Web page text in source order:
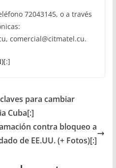
72043145, o a través
comercial@citmatel.cu.
[:]
para cambiar
Cuba[:]
contra bloqueo a
de EE.UU. (+ Fotos)[:]